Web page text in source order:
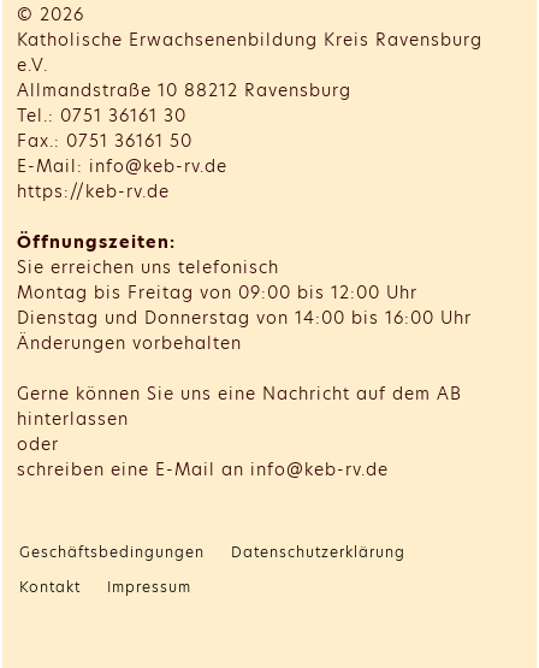
© 2026
Katholische Erwachsenenbildung Kreis Ravensburg
e.V.
Allmandstraße 10 88212 Ravensburg
Tel.: 0751 36161 30
Fax.: 0751 36161 50
E-Mail: info@keb-rv.de
https://keb-rv.de
Öffnungszeiten:
Sie erreichen uns telefonisch
Montag bis Freitag von 09:00 bis 12:00 Uhr
Dienstag und Donnerstag von 14:00 bis 16:00 Uhr
Änderungen vorbehalten
Gerne können Sie uns eine Nachricht auf dem AB
hinterlassen
oder
schreiben eine E-Mail an info@keb-rv.de
Geschäftsbedingungen
Datenschutzerklärung
Kontakt
Impressum